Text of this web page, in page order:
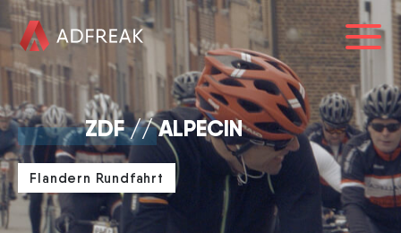
HOME
ÜBER UNS
REFERENZEN
LEISTUNGEN
ZDF // ALPECIN
Flandern Rundfahrt